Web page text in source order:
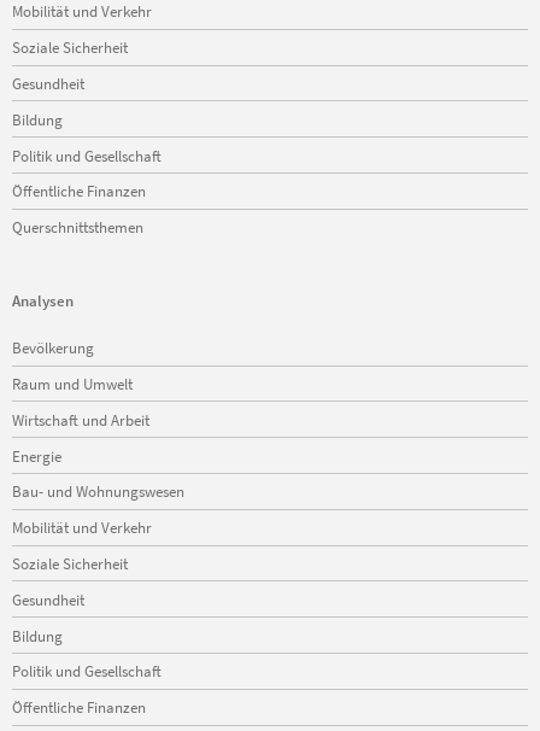
Mobilität und Verkehr
Soziale Sicherheit
Gesundheit
Bildung
Politik und Gesellschaft
Öffentliche Finanzen
Querschnittsthemen
Analysen
Navigation
überspringen
Bevölkerung
Raum und Umwelt
Wirtschaft und Arbeit
Energie
Bau- und Wohnungswesen
Mobilität und Verkehr
Soziale Sicherheit
Gesundheit
Bildung
Politik und Gesellschaft
Öffentliche Finanzen